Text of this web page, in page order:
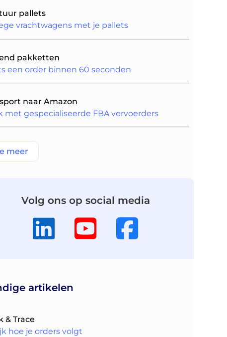
pallets
vrachtwagens met je pallets
pakketten
een order binnen 60 seconden
naar Amazon
met gespecialiseerde FBA vervoerders
meer
Volg ons op social media
artikelen
& Trace
hoe je orders volgt